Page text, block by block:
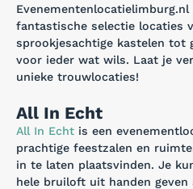
Evenementenlocatielimburg.nl
fantastische selectie locaties
sprookjesachtige kastelen tot
voor ieder wat wils. Laat je
unieke trouwlocaties!
All In Echt
All In Echt is een
prachtige feestzalen en
in te laten plaatsvinden. Je
hele bruiloft uit handen geven